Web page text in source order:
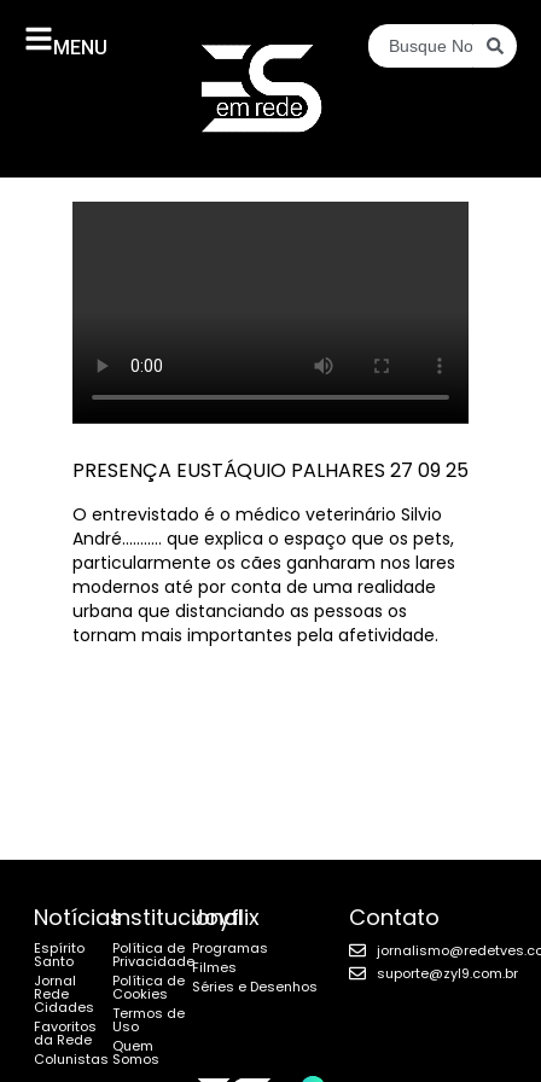
MENU
PRESENÇA EUSTÁQUIO PALHARES 27 09 25
O entrevistado é o médico veterinário Silvio
André……….. que explica o espaço que os pets,
particularmente os cães ganharam nos lares
modernos até por conta de uma realidade
urbana que distanciando as pessoas os
tornam mais importantes pela afetividade.
Notícias
Espírito
Santo
Jornal
Rede
Cidades
Favoritos
da Rede
Colunistas
Institucional
Política de
Privacidade
Política de
Cookies
Termos de
Uso
Quem
Somos
Joyflix
Programas
Filmes
Séries e Desenhos
Contato
suporte@zyl9.com.br